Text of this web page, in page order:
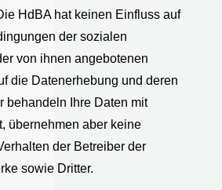
HdBA hat keinen Einfluss auf
der sozialen
von ihnen angebotenen
die Datenerhebung und deren
behandeln Ihre Daten mit
übernehmen aber keine
der Betreiber der
sowie Dritter.